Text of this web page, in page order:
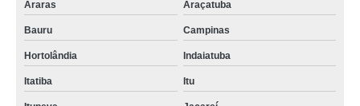
Araras Araçatuba
Bauru Campinas
Hortolândia Indaiatuba
Itatiba Itu